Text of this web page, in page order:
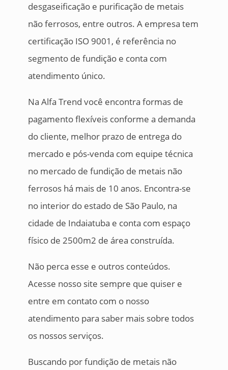
desgaseificação e purificação de metais
não ferrosos, entre outros. A empresa tem
certificação ISO 9001, é referência no
segmento de fundição e conta com
atendimento único.
Na Alfa Trend você encontra formas de
pagamento flexíveis conforme a demanda
do cliente, melhor prazo de entrega do
mercado e pós-venda com equipe técnica
no mercado de fundição de metais não
ferrosos há mais de 10 anos. Encontra-se
no interior do estado de São Paulo, na
cidade de Indaiatuba e conta com espaço
físico de 2500m2 de área construída.
Não perca esse e outros conteúdos.
Acesse nosso site sempre que quiser e
entre em contato com o nosso
atendimento para saber mais sobre todos
os nossos serviços.
Buscando por fundição de metais não